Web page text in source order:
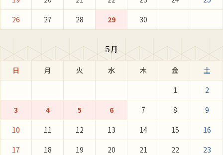
26
27 28 29 30
5月
日 月 火 水 木 金
土
1
2
3
4 5 6 7 8
9
10
11 12 13 14 15
16
17
18 19 20 21 22
23